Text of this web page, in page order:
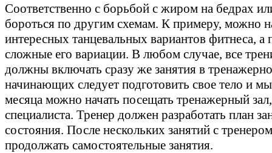
Соответственно с борьбой с жиром на бедрах
бороться по другим схемам. К примеру, можно
интересных танцевальных вариантов фитнеса, а
сложные его вариации. В любом случае, все
должны включать сразу же занятия в
начинающих следует подготовить свое тело и
месяца можно начать посещать тренажерный
специалиста. Тренер должен разработать план
состояния. После нескольких занятий с
продолжать самостоятельные занятия.